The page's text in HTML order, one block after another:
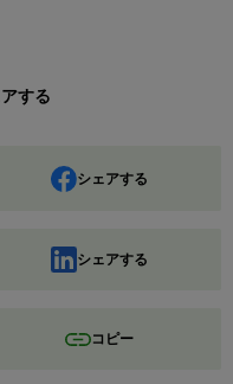
する
シェアする
シェアする
コピー